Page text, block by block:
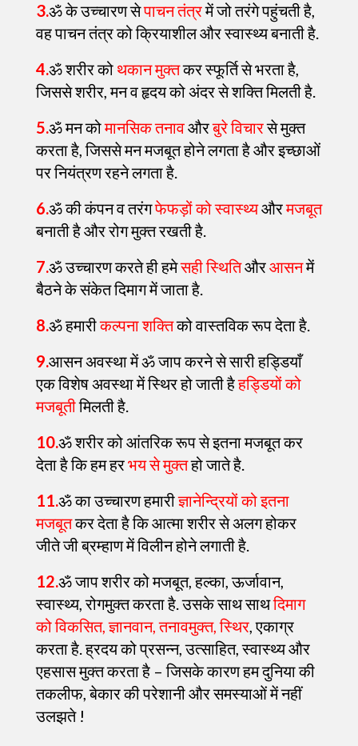
3.ॐ के उच्चारण सेपाचन तंत्रमें जो तरंगे पहुंचती है,
वह पाचन तंत्र को क्रियाशील और स्वास्थ्य बनाती है.
4.ॐ शरीर को थकान मुक्तकर स्फूर्ति से भरता है,
जिससे शरीर, मन व हृदय को अंदर से शक्ति मिलती है.
5.ॐ मन कोमानसिक तनावऔरबुरे विचारसे मुक्त
करता है, जिससे मन मजबूत होने लगता है और इच्छाओं
पर नियंत्रण रहने लगता है.
6.ॐ की कंपन व तरंगफेफड़ों को स्वास्थ्यऔरमजबूत
बनाती है और रोग मुक्त रखती है.
7.ॐ उच्चारण करते ही हमेसही स्थितिऔरआसनमें
बैठने के संकेत दिमाग में जाता है.
8.ॐ हमारीकल्पना शक्तिको वास्तविक रूप देता है.
9.आसन अवस्था में ॐ जाप करने से सारी हड्डियाँ
एक विशेष अवस्था में स्थिर हो जाती हैहड्डियों को
मजबूतीमिलती है.
10.ॐ शरीर को आंतरिक रूप से इतना मजबूत कर
देता है कि हम हरभय से मुक्तहो जाते है.
11.ॐ का उच्चारण हमारीज्ञानेन्द्रियों को इतना
मजबूतकर देता है कि आत्मा शरीर से अलग होकर
जीते जी ब्रम्हाण में विलीन होने लगाती है.
12.ॐ जाप शरीर को मजबूत, हल्का, ऊर्जावान,
स्वास्थ्य, रोगमुक्त करता है. उसके साथ साथदिमाग
को विकसित, ज्ञानवान, तनावमुक्त, स्थिर, एकाग्र
करता है. ह्रदय को प्रसन्न, उत्साहित, स्वास्थ्य और
एहसास मुक्त करता है – जिसके कारण हम दुनिया की
तकलीफ, बेकार की परेशानी और समस्याओं में नहीं
उलझते !